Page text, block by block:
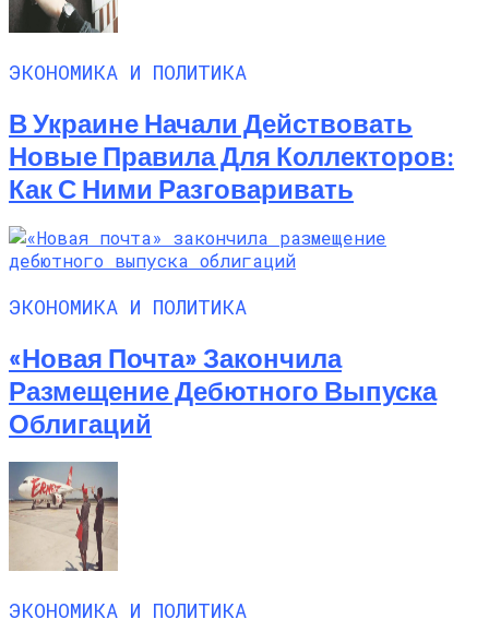
ЭКОНОМИКА И ПОЛИТИКА
В Украине Начали Действовать
Новые Правила Для Коллекторов:
Как С Ними Разговаривать
ЭКОНОМИКА И ПОЛИТИКА
«Новая Почта» Закончила
Размещение Дебютного Выпуска
Облигаций
ЭКОНОМИКА И ПОЛИТИКА